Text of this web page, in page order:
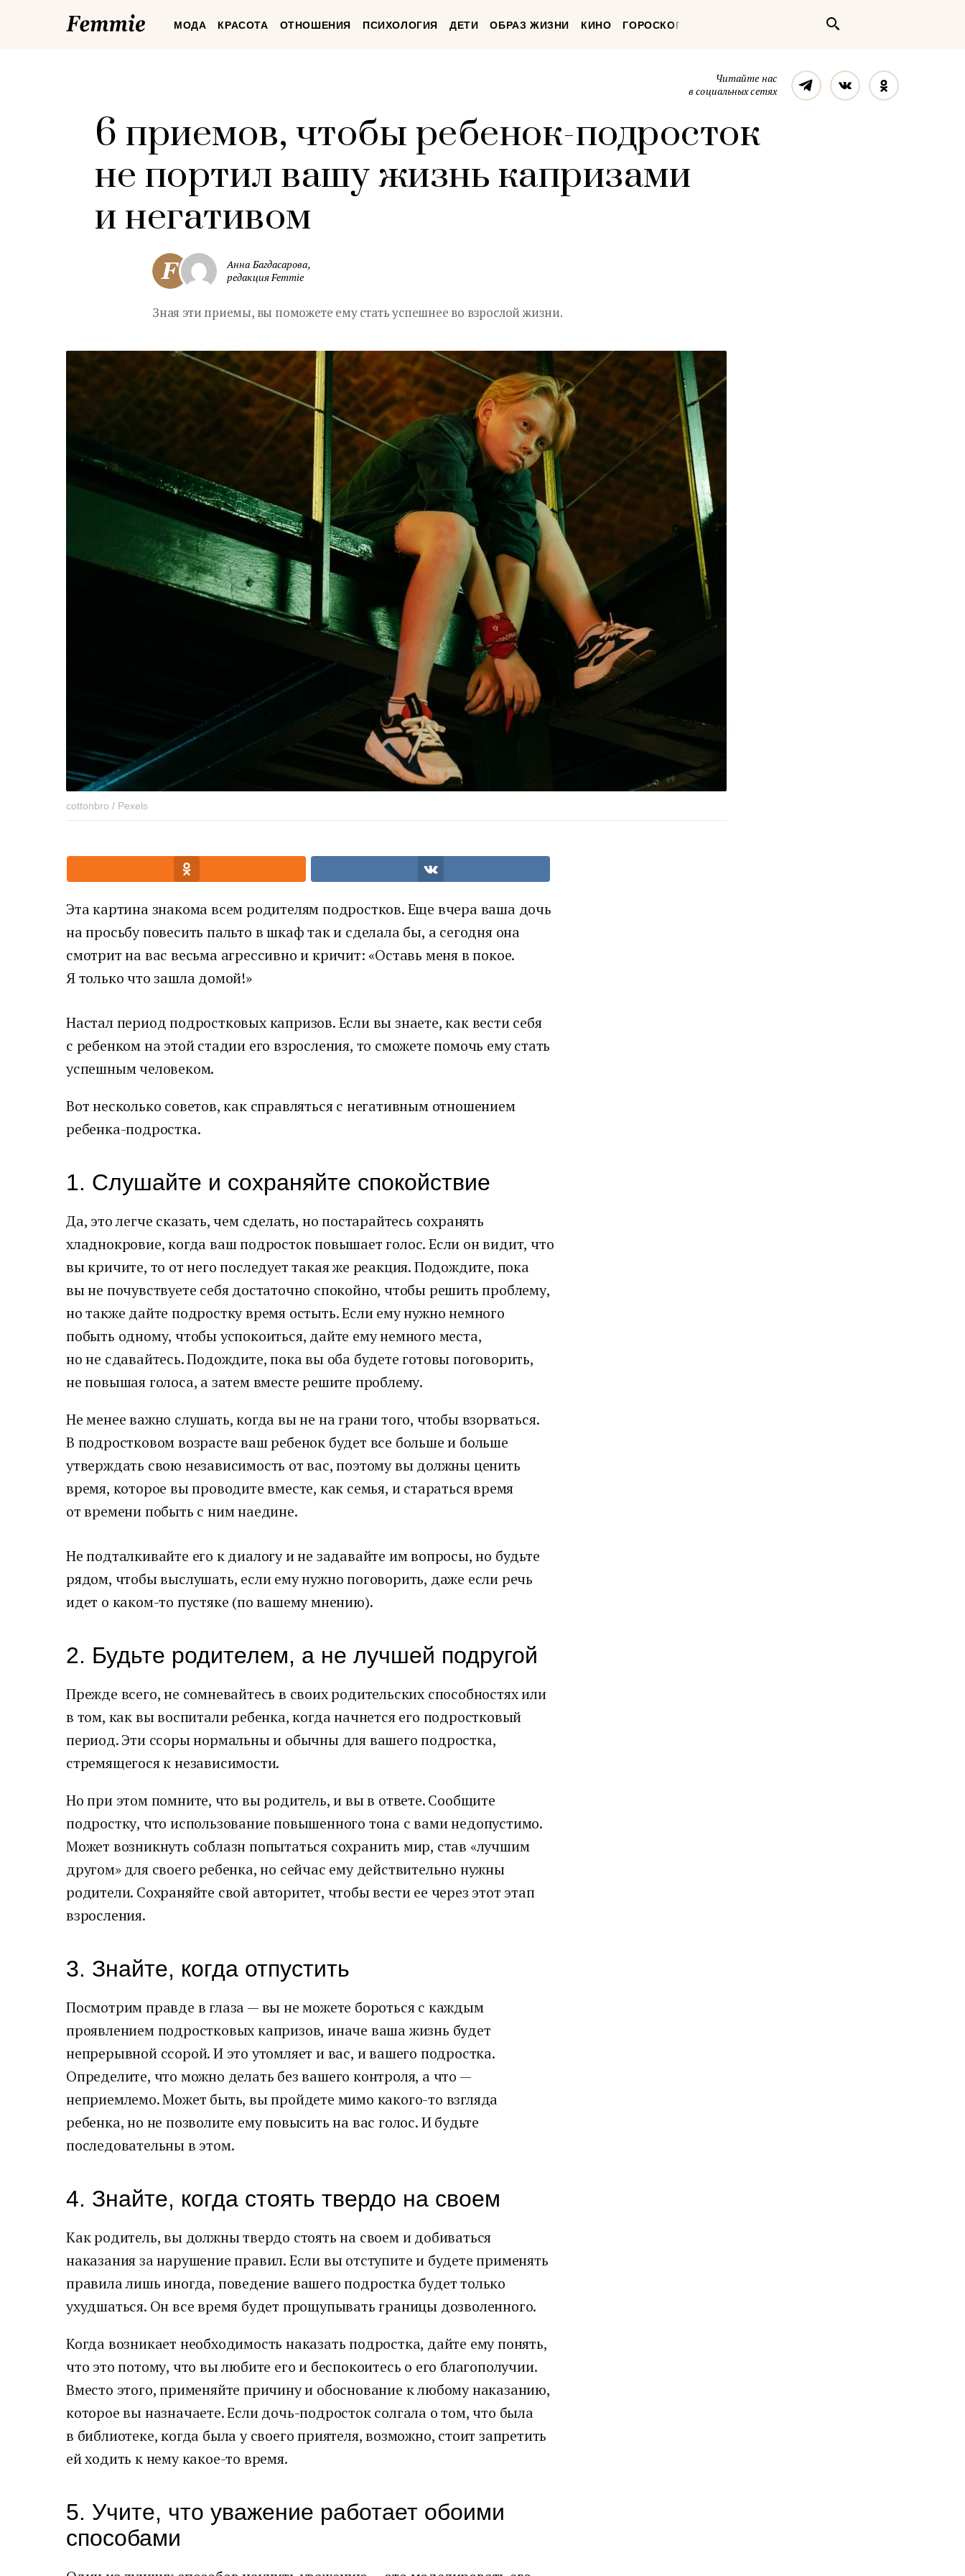
FemmieМОДА КРАСОТА ОТНОШЕНИЯ ПСИХОЛОГИЯ ДЕТИ ОБРАЗ ЖИЗНИ КИНО ГОРОСКОП
Читайте нас
в социальных сетях
ТелеграмВконтакте
6 приемов, чтобы ребенок-подросток
не портил вашу жизнь капризами
и негативом
Анна Багдасарова,
редакция Femmie
Зная эти приемы, вы поможете ему стать успешнее во взрослой жизни.
cottonbro / Pexels
Эта картина знакома всем родителям подростков. Еще вчера ваша дочь
на просьбу повесить пальто в шкаф так и сделала бы, а сегодня она
смотрит на вас весьма агрессивно и кричит: «Оставь меня в покое.
Я только что зашла домой!»
Настал период подростковых капризов. Если вы знаете, как вести себя
с ребенком на этой стадии его взросления, то сможете помочь ему стать
успешным человеком.
Вот несколько советов, как справляться с негативным отношением
ребенка-подростка.
1. Слушайте и сохраняйте спокойствие
Да, это легче сказать, чем сделать, но постарайтесь сохранять
хладнокровие, когда ваш подросток повышает голос. Если он видит, что
вы кричите, то от него последует такая же реакция. Подождите, пока
вы не почувствуете себя достаточно спокойно, чтобы решить проблему,
но также дайте подростку время остыть. Если ему нужно немного
побыть одному, чтобы успокоиться, дайте ему немного места,
но не сдавайтесь. Подождите, пока вы оба будете готовы поговорить,
не повышая голоса, а затем вместе решите проблему.
Не менее важно слушать, когда вы не на грани того, чтобы взорваться.
В подростковом возрасте ваш ребенок будет все больше и больше
утверждать свою независимость от вас, поэтому вы должны ценить
время, которое вы проводите вместе, как семья, и стараться время
от времени побыть с ним наедине.
Не подталкивайте его к диалогу и не задавайте им вопросы, но будьте
рядом, чтобы выслушать, если ему нужно поговорить, даже если речь
идет о каком-то пустяке (по вашему мнению).
2. Будьте родителем, а не лучшей подругой
Прежде всего, не сомневайтесь в своих родительских способностях или
в том, как вы воспитали ребенка, когда начнется его подростковый
период. Эти ссоры нормальны и обычны для вашего подростка,
стремящегося к независимости.
Но при этом помните, что вы родитель, и вы в ответе. Сообщите
подростку, что использование повышенного тона с вами недопустимо.
Может возникнуть соблазн попытаться сохранить мир, став «лучшим
другом» для своего ребенка, но сейчас ему действительно нужны
родители. Сохраняйте свой авторитет, чтобы вести ее через этот этап
взросления.
3. Знайте, когда отпустить
Посмотрим правде в глаза — вы не можете бороться с каждым
проявлением подростковых капризов, иначе ваша жизнь будет
непрерывной ссорой. И это утомляет и вас, и вашего подростка.
Определите, что можно делать без вашего контроля, а что —
неприемлемо. Может быть, вы пройдете мимо какого-то взгляда
ребенка, но не позволите ему повысить на вас голос. И будьте
последовательны в этом.
4. Знайте, когда стоять твердо на своем
Как родитель, вы должны твердо стоять на своем и добиваться
наказания за нарушение правил. Если вы отступите и будете применять
правила лишь иногда, поведение вашего подростка будет только
ухудшаться. Он все время будет прощупывать границы дозволенного.
Когда возникает необходимость наказать подростка, дайте ему понять,
что это потому, что вы любите его и беспокоитесь о его благополучии.
Вместо этого, применяйте причину и обоснование к любому наказанию,
которое вы назначаете. Если дочь-подросток солгала о том, что была
в библиотеке, когда была у своего приятеля, возможно, стоит запретить
ей ходить к нему какое-то время.
5. Учите, что уважение работает обоими
способами